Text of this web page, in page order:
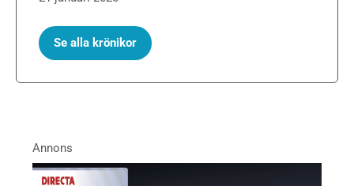
Se alla krönikor